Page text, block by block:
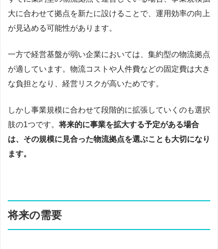
大に合わせて拠点を新たに設けることで、運用効率の向上
が見込める可能性があります。
一方で経営基盤が弱い企業においては、集約型の物流拠点
が適しています。物流コストや人件費などの固定費は大き
な負担となり、経営リスクが高いためです。
しかし事業規模に合わせて段階的に拡張していくのも選択
肢の1つです。将来的に事業を拡大する予定がある場合
は、その規模に見合った物流拠点を選ぶことも大切になり
ます。
将来の需要